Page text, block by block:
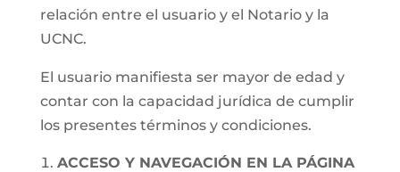
relación entre el usuario y el Notario y la
UCNC.
El usuario manifiesta ser mayor de edad y
contar con la capacidad jurídica de cumplir
los presentes términos y condiciones.
ACCESO Y NAVEGACIÓN EN LA PÁGINA